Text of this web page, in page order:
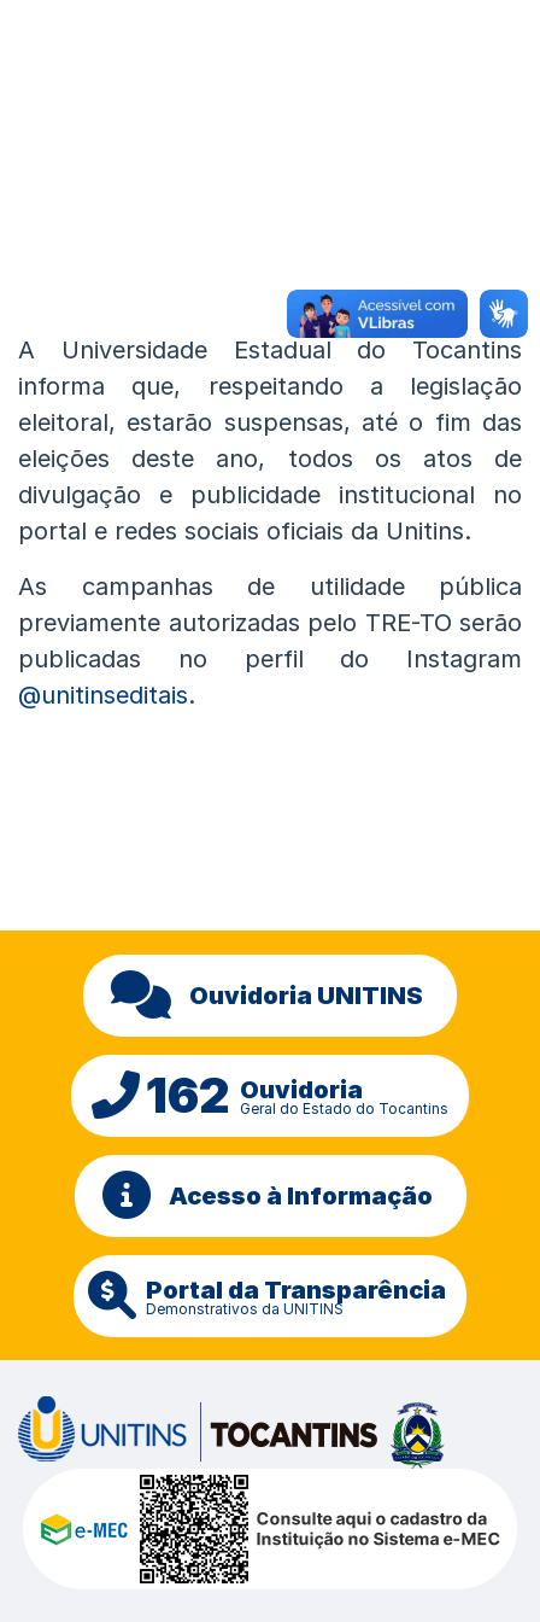
A Universidade Estadual do Tocantins
informa que, respeitando a legislação
eleitoral, estarão suspensas, até o fim das
eleições deste ano, todos os atos de
divulgação e publicidade institucional no
portal e redes sociais oficiais da Unitins.
As campanhas de utilidade pública
previamente autorizadas pelo TRE-TO serão
publicadas no perfil do Instagram
@unitinseditais.
Ouvidoria UNITINS
162 Ouvidoria
Geral do Estado do Tocantins
Acesso à Informação
Portal da Transparência
Demonstrativos da UNITINS